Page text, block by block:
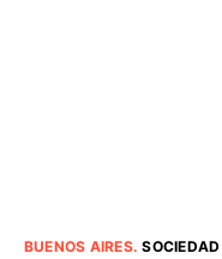
BUENOS AIRES.SOCIEDAD